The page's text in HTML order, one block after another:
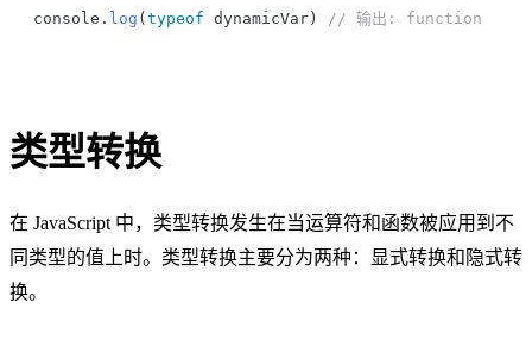
console . log ( typeof dynamicVar ) // 输出: function
类型转换
在 JavaScript 中，类型转换发生在当运算符和函数被应用到不
同类型的值上时。类型转换主要分为两种：显式转换和隐式转
换。